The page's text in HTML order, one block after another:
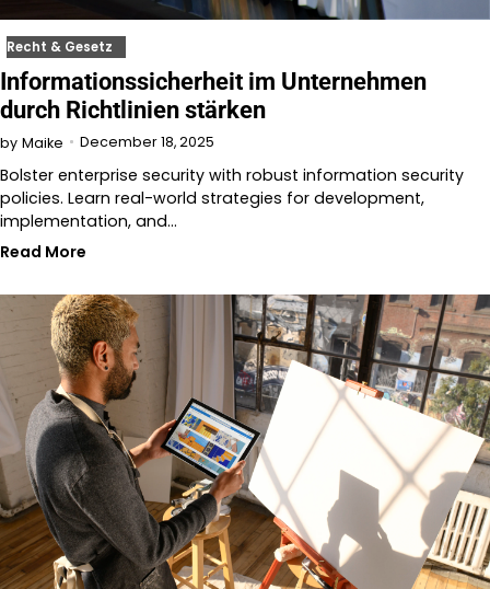
Recht & Gesetz
Informationssicherheit im Unternehmen
durch Richtlinien stärken
by Maike December 18, 2025
Bolster enterprise security with robust information security
policies. Learn real-world strategies for development,
implementation, and…
Read More